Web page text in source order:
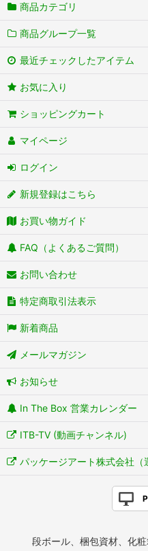
商品カテゴリ
商品グループ一覧
最近チェックしたアイテム
お気に入り
ショッピングカート
マイページ
ログイン
新規登録はこちら
お買い物ガイド
FAQ（よくあるご質問）
お問い合わせ
特定商取引法表示
新着商品
メールマガジン
お知らせ
In The Box 営業カレンダー
ITB-TV (動画チャンネル)
パッケージアート株式会社（
段ボール、梱包資材、化